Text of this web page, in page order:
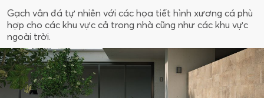
Gạch vân đá tự nhiên với các họa tiết hình xương cá phù
hợp cho các khu vực cả trong nhà cũng như các khu vực
ngoài trời.